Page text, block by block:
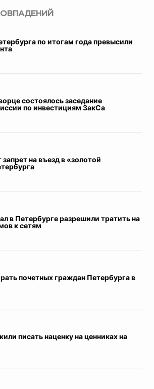
по итогам года превысили
состоялось заседание
по инвестициям ЗакСа
на въезд в «‎золотой
в Петербурге разрешили тратить на
к сетям
почетных граждан Петербурга в
писать наценку на ценниках на
про коронавирус